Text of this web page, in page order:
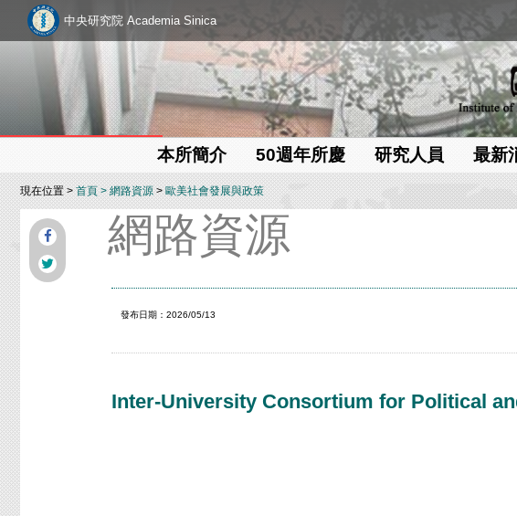
中央研究院 Academia Sinica
本所簡介 50週年所慶 研究人員 最新
現在位置 >首頁 >網路資源>歐美社會發展與政策
網路資源
發布日期：2026/05/13
Inter-University Consortium for Political